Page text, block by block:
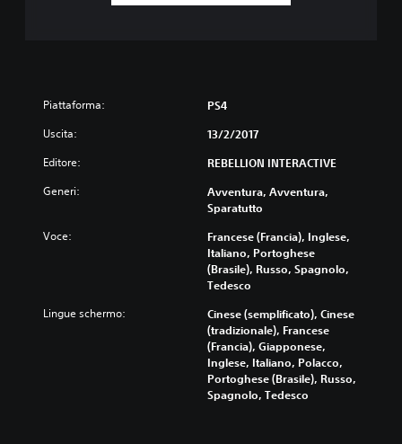
Piattaforma: PS4
Uscita: 13/2/2017
Editore: REBELLION INTERACTIVE
Generi:
Avventura, Avventura,
Sparatutto
Voce:
Francese (Francia), Inglese,
Italiano, Portoghese
(Brasile), Russo, Spagnolo,
Tedesco
Lingue schermo:
Cinese (semplificato), Cinese
(tradizionale), Francese
(Francia), Giapponese,
Inglese, Italiano, Polacco,
Portoghese (Brasile), Russo,
Spagnolo, Tedesco